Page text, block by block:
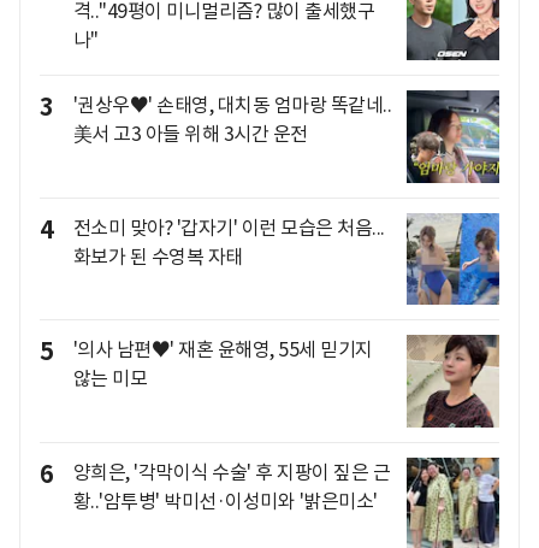
격.."49평이 미니멀리즘? 많이 출세했구
나"
3
'권상우♥' 손태영, 대치동 엄마랑 똑같네..
美서 고3 아들 위해 3시간 운전
4
전소미 맞아? '갑자기' 이런 모습은 처음...
화보가 된 수영복 자태
5
'의사 남편♥' 재혼 윤해영, 55세 믿기지
않는 미모
6
양희은, '각막이식 수술' 후 지팡이 짚은 근
황..'암투병' 박미선·이성미와 '밝은미소'